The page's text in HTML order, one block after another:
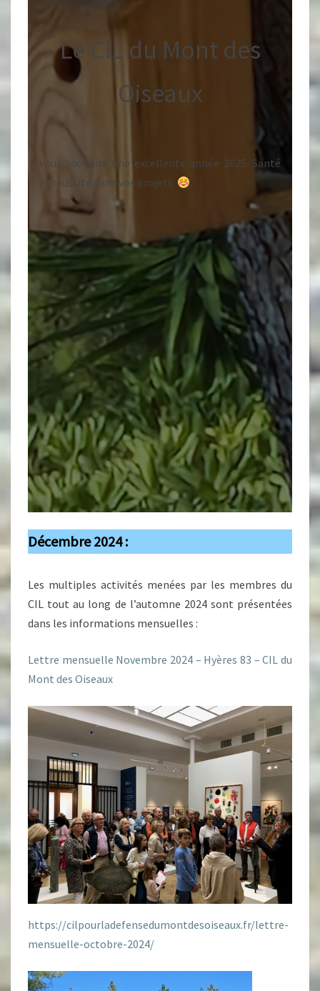
Le CIL du Mont des
Oiseaux
vous souhaite une excellente année 2025. Santé
et réussite dans vos projets.
.
Décembre 2024 :
Les multiples activités menées par les membres du
CIL tout au long de l’automne 2024 sont présentées
dans les informations mensuelles :
Lettre mensuelle Novembre 2024 – Hyères 83 – CIL du
Mont des Oiseaux
https://cilpourladefensedumontdesoiseaux.fr/lettre-
mensuelle-octobre-2024/